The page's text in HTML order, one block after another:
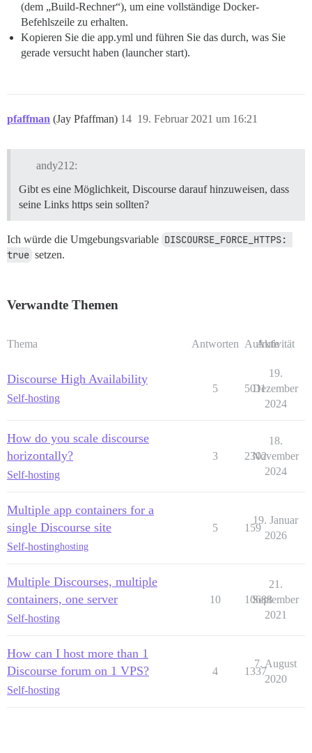
(dem „Build-Rechner“), um eine vollständige Docker-
Befehlszeile zu erhalten.
Kopieren Sie die app.yml und führen Sie das durch, was Sie
gerade versucht haben (launcher start).
pfaffman (Jay Pfaffman) 19. Februar 2021 um 16:21
14
andy212:
Gibt es eine Möglichkeit, Discourse darauf hinzuweisen, dass
seine Links https sein sollten?
Ich würde die Umgebungsvariable DISCOURSE_FORCE_HTTPS:
true setzen.
Verwandte Themen
Thema Antworten Aufrufe
Aktivität
Discourse High Availability
Self-hosting
5 5011
19.
Dezember
2024
How do you scale discourse
horizontally?
Self-hosting
3 2302
18.
November
2024
Multiple app containers for a
single Discourse site
Self-hostinghosting
5 159
19. Januar
2026
Multiple Discourses, multiple
containers, one server
Self-hosting
10 10688
21.
September
2021
How can I host more than 1
Discourse forum on 1 VPS?
Self-hosting
4 1337
7. August
2020